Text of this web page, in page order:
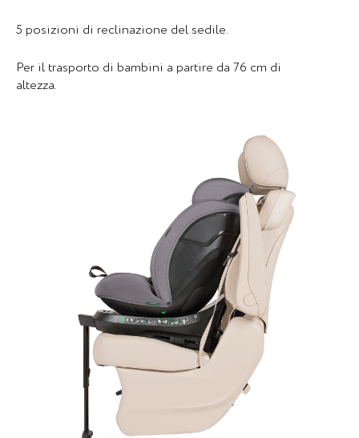
5 posizioni di reclinazione del sedile.
Per il trasporto di bambini a partire da 76 cm di
altezza.